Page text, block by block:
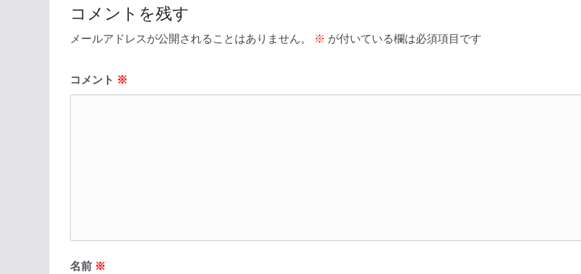
コメントを残す
メールアドレスが公開されることはありません。 ※ が付いている欄は必須項目です
コメント ※
名前 ※